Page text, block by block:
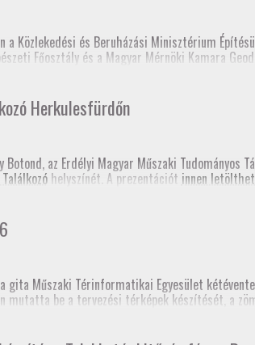
a Közlekedési és Beruházási Minisztérium
Főosztály és a Magyar Mérnöki Kamara
elnöksége nagyon sok tájékoztatón és fórumon
Fórum a szakcsoport szervezésében,
Fórum a szakcsoport szervezésében,
Főosztályvezetők Értekezlete (online,
Esztergom
szakmai továbbképzés (teljes megyei
Szakfelügyelői Értekezlet (online, mintegy 70 fő
Herkulesfürdőn
az Erdélyi Magyar Műszaki
helyszínét. A prezentációt innen
gita Műszaki Térinformatikai Egyesület
mutatta be a tervezési térképek készítését, a